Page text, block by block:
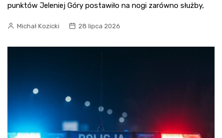
punktów Jeleniej Góry postawiło na nogi zarówno służby,
Michał Kozicki 28 lipca 2026